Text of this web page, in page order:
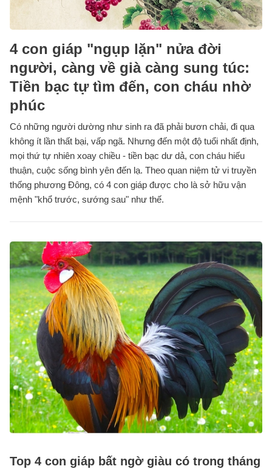
4 con giáp "ngụp lặn" nửa đời
người, càng về già càng sung túc:
Tiền bạc tự tìm đến, con cháu nhờ
phúc
Có những người dường như sinh ra đã phải bươn chải, đi qua
không ít lần thất bại, vấp ngã. Nhưng đến một độ tuổi nhất định,
mọi thứ tự nhiên xoay chiều - tiền bạc dư dả, con cháu hiếu
thuận, cuộc sống bình yên đến lạ. Theo quan niệm tử vi truyền
thống phương Đông, có 4 con giáp được cho là sở hữu vận
mệnh "khổ trước, sướng sau" như thế.
Top 4 con giáp bất ngờ giàu có trong tháng